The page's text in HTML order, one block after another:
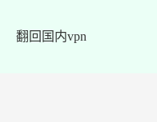
翻回国内vpn